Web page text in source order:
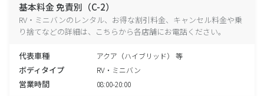
基本料金 免責別（C-2）
RV・ミニバンのレンタル、お得な割引料金、キャンセル料金や乗
り捨てなどの詳細は、こちらから各店舗にお電話ください。
代表車種 アクア（ハイブリッド） 等
ボディタイプ RV・ミニバン
営業時間 08:00-20:00